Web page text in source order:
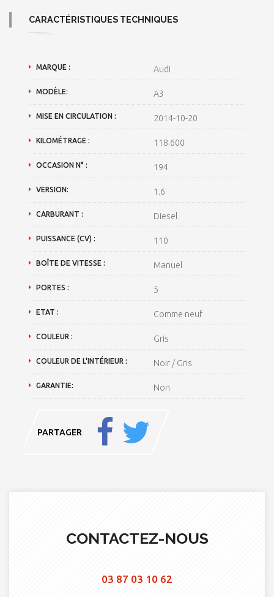
CARACTÉRISTIQUES TECHNIQUES
MARQUE : Audi
MODÈLE: A3
MISE EN CIRCULATION : 2014-10-20
KILOMÉTRAGE : 118.600
OCCASION N° : 194
VERSION: 1.6
CARBURANT : Diesel
PUISSANCE (CV) : 110
BOÎTE DE VITESSE : Manuel
PORTES : 5
ETAT : Comme neuf
COULEUR : Gris
COULEUR DE L'INTÉRIEUR : Noir / Gris
GARANTIE: Non
PARTAGER
CONTACTEZ-NOUS
03 87 03 10 62